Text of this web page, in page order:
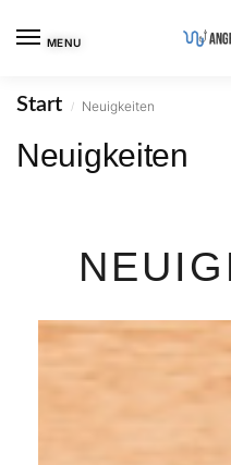
MENU
Start / Neuigkeiten
Neuigkeiten